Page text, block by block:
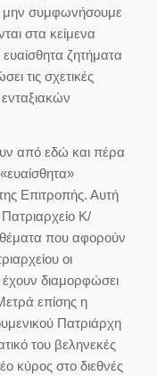
μην συμφωνήσουμε
στα κείμενα
ζητήματα
τις σχετικές
από εδώ και πέρα
Επιτροπής. Αυτή
Πατριαρχείο Κ/
θέματα που αφορούν
οι
διαμορφώσει
επίσης η
Πατριάρχη
του βεληνεκές
κύρος στο διεθνές